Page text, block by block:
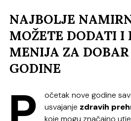
NAJBOLJE
MOŽETE DODATI I
MENIJA ZA
GODINE
očetak nove godine
usvajanje zdravih
koje mogu značajno